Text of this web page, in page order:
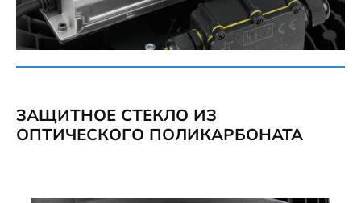
ЗАЩИТНОЕ СТЕКЛО ИЗ
ОПТИЧЕСКОГО ПОЛИКАРБОНАТА